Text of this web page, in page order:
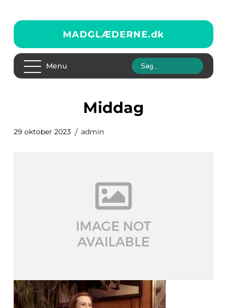
MADGLÆDERNE.dk
Menu
middag
29 oktober 2023 admin